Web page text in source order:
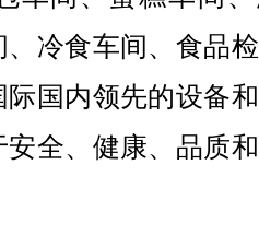
冷食车间、食品
国内领先的设备
全、健康、品质